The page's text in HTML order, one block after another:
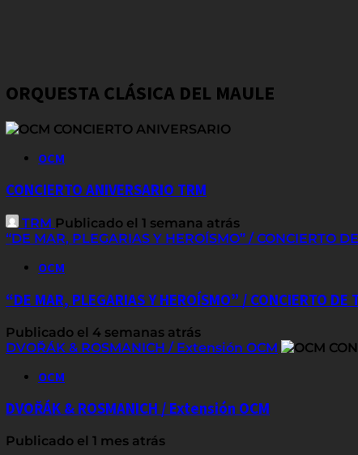
ORQUESTA CLÁSICA DEL MAULE
OCM
CONCIERTO ANIVERSARIO TRM
TRM Publicado el 1 semana atrás
“DE MAR, PLEGARIAS Y HEROÍSMO” / CONCIERTO
OCM
“DE MAR, PLEGARIAS Y HEROÍSMO” / CONCIERTO DE
Publicado el 4 semanas atrás
DVOŘÁK & ROSMANICH / Extensión OCM
OCM
DVOŘÁK & ROSMANICH / Extensión OCM
Publicado el 1 mes atrás